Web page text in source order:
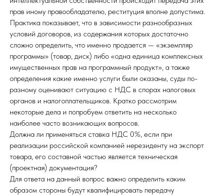
прав иному правообладателю, реституция вполне допустима.
Практика показывает, что в зависимости разнообразных
условий договоров, из содержания которых достаточно
сложно определить, что именно продается — «экземпляр
программы» (товар, диск) либо «одна единица комплексных
имущественных прав на программный продукт», а также
определения какие именно услуги были оказаны, суды по-
разному оценивают ситуацию с НДС в спорах налоговых
органов и налогоплательщиков. Кратко рассмотрим
некоторые дела и попробуем ответить на несколько
наиболее часто возникающих вопросов.
Должна ли применяться ставка НДС 0%, если при
реализации российской компанией нерезиденту на экспорт
товара, его составной частью является техническая
(проектная) документация?
Для ответа на данный вопрос важно определить каким
образом стороны будут квалифицировать передачу